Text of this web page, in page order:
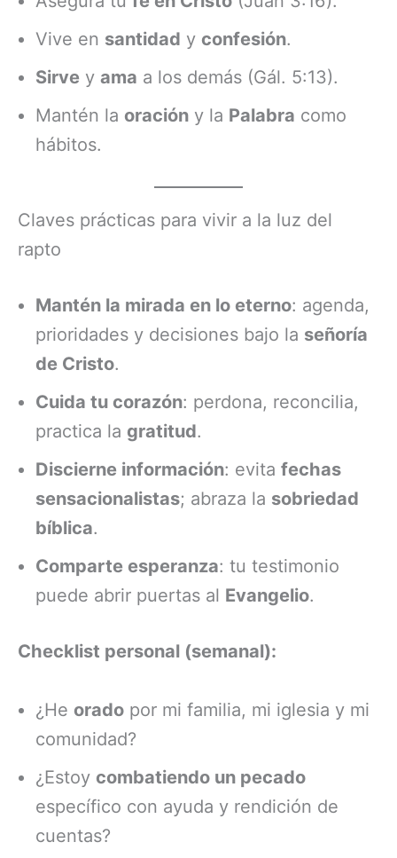
Vive en santidad y confesión.
Sirve y ama a los demás (Gál. 5:13).
Mantén la oración y la Palabra como
hábitos.
Claves prácticas para vivir a la luz del
rapto
Mantén la mirada en lo eterno: agenda,
prioridades y decisiones bajo la señoría
de Cristo.
Cuida tu corazón: perdona, reconcilia,
practica la gratitud.
Discierne información: evita fechas
sensacionalistas; abraza la sobriedad
bíblica.
Comparte esperanza: tu testimonio
puede abrir puertas al Evangelio.
Checklist personal (semanal):
¿He orado por mi familia, mi iglesia y mi
comunidad?
¿Estoy combatiendo un pecado
específico con ayuda y rendición de
cuentas?